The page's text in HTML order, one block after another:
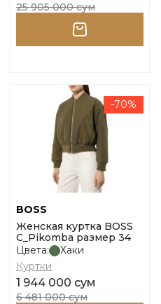
25 905 000 сум
-70%
BOSS
Женская куртка BOSS
C_Pikomba размер 34
Цвета:
Хаки
Куртки
1 944 000 сум
6 481 000 сум